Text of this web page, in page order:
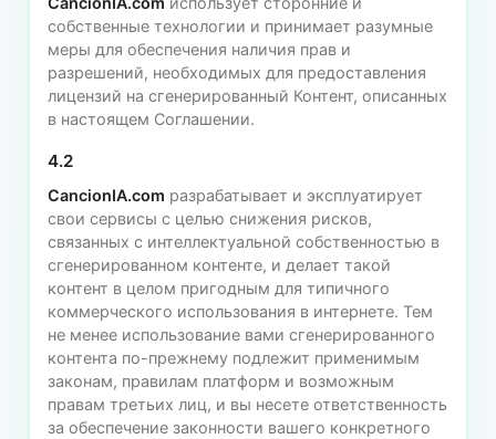
собственные технологии и принимает разумные
меры для обеспечения наличия прав и
разрешений, необходимых для предоставления
лицензий на сгенерированный Контент, описанных
в настоящем Соглашении.
4.2
CancionIA.com разрабатывает и эксплуатирует
свои сервисы с целью снижения рисков,
связанных с интеллектуальной собственностью в
сгенерированном контенте, и делает такой
контент в целом пригодным для типичного
коммерческого использования в интернете. Тем
не менее использование вами сгенерированного
контента по-прежнему подлежит применимым
законам, правилам платформ и возможным
правам третьих лиц, и вы несете ответственность
за обеспечение законности вашего конкретного